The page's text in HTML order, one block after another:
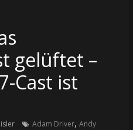
gelüftet –
Cast ist
Adam Driver, Andy